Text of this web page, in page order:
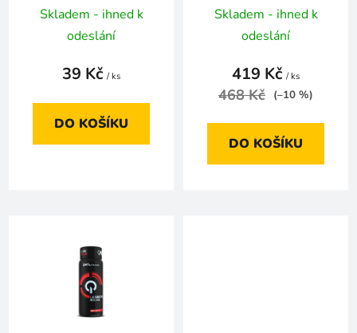
Skladem - ihned k
odeslání
39 Kč / ks
DO KOŠÍKU
Skladem - ihned k
odeslání
419 Kč / ks
468 Kč (–10 %)
DO KOŠÍKU